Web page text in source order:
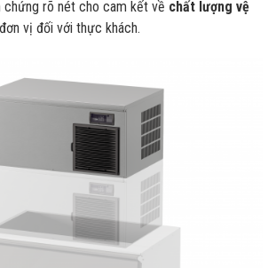
chứng rõ nét cho cam kết về chất lượng vệ
vị đối với thực khách.